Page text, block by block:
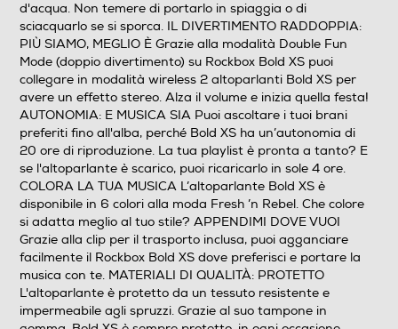
Ethernet
Airplay
DLNA
USB
d'acqua. Non temere di portarlo in spiaggia o di
sciacquarlo se si sporca. IL DIVERTIMENTO RADDOPPIA:
PIÙ SIAMO, MEGLIO È Grazie alla modalità Double Fun
Mode (doppio divertimento) su Rockbox Bold XS puoi
collegare in modalità wireless 2 altoparlanti Bold XS per
avere un effetto stereo. Alza il volume e inizia quella festa!
AUTONOMIA: E MUSICA SIA Puoi ascoltare i tuoi brani
preferiti fino all'alba, perché Bold XS ha un’autonomia di
20 ore di riproduzione. La tua playlist è pronta a tanto? E
se l'altoparlante è scarico, puoi ricaricarlo in sole 4 ore.
COLORA LA TUA MUSICA L’altoparlante Bold XS è
disponibile in 6 colori alla moda Fresh ’n Rebel. Che colore
si adatta meglio al tuo stile? APPENDIMI DOVE VUOI
Grazie alla clip per il trasporto inclusa, puoi agganciare
facilmente il Rockbox Bold XS dove preferisci e portare la
musica con te. MATERIALI DI QUALITÀ: PROTETTO
L'altoparlante è protetto da un tessuto resistente e
impermeabile agli spruzzi. Grazie al suo tampone in